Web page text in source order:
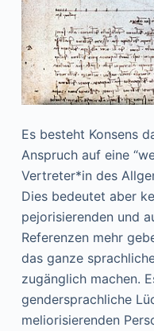
Es besteht Konsens
Anspruch auf eine
Vertreter*in des
Dies bedeutet aber
pejorisierenden und
Referenzen mehr
das ganze
zugänglich machen.
gendersprachliche
meliorisierenden